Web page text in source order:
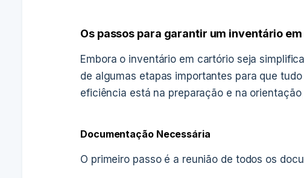
Os passos para garantir um inventário
Embora o inventário em cartório seja
de algumas etapas importantes para que
eficiência está na preparação e na orientação
Documentação Necessária
O primeiro passo é a reunião de todos os